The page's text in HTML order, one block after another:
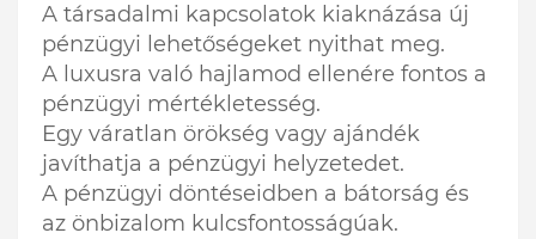
A társadalmi kapcsolatok kiaknázása új
pénzügyi lehetőségeket nyithat meg.
A luxusra való hajlamod ellenére fontos a
pénzügyi mértékletesség.
Egy váratlan örökség vagy ajándék
javíthatja a pénzügyi helyzetedet.
A pénzügyi döntéseidben a bátorság és
az önbizalom kulcsfontosságúak.